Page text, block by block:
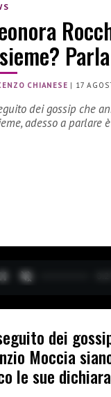
CHIANESE | 17
dei gossip che
adesso a parlare
dei
Moccia
le sue